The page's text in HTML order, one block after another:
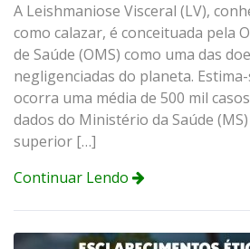
A Leishmaniose Visceral (LV),
como calazar, é conceituada pela
de Saúde (OMS) como uma das
negligenciadas do planeta.
ocorra uma média de 500 mil
dados do Ministério da Saúde
superior […]
Continuar Lendo